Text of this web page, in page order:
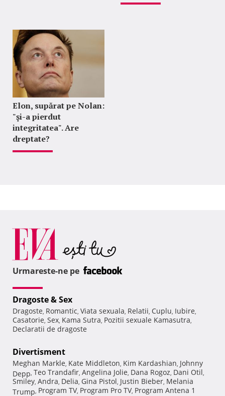
Elon, supărat pe Nolan:
"şi-a pierdut
integritatea". Are
dreptate?
Urmareste-ne pe
Dragoste & Sex
Dragoste, Romantic, Viata sexuala, Relatii, Cuplu, Iubire,
Casatorie, Sex, Kama Sutra, Pozitii sexuale Kamasutra,
Declaratii de dragoste
Divertisment
Meghan Markle, Kate Middleton, Kim Kardashian, Johnny
Depp, Teo Trandafir, Angelina Jolie, Dana Rogoz, Dani Otil,
Smiley, Andra, Delia, Gina Pistol, Justin Bieber, Melania
Trump, Program TV, Program Pro TV, Program Antena 1